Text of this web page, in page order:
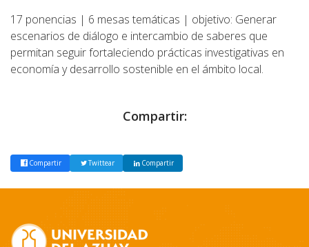
17 ponencias | 6 mesas temáticas | objetivo: Generar
escenarios de diálogo e intercambio de saberes que
permitan seguir fortaleciendo prácticas investigativas en
economía y desarrollo sostenible en el ámbito local.
Compartir:
Compartir Twittear Compartir
Footer